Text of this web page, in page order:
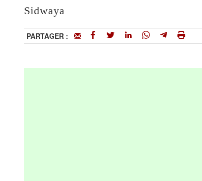
Sidwaya
PARTAGER :